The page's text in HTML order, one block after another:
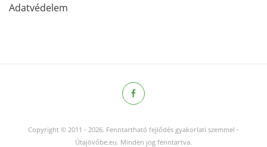
Adatvédelem
Copyright © 2011 - 2026. Fenntartható fejlődés gyakorlati szemmel -
Útajövőbe.eu. Minden jog fenntartva.